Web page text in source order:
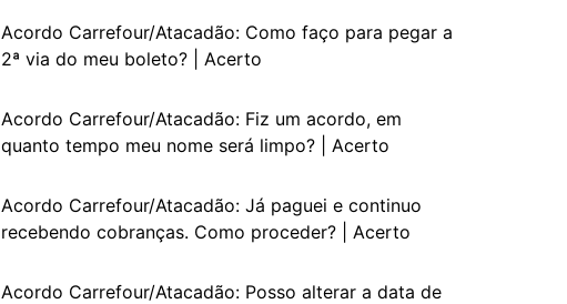
Acordo Carrefour/Atacadão: Como faço para pegar a
2ª via do meu boleto? | Acerto
Acordo Carrefour/Atacadão: Fiz um acordo, em
quanto tempo meu nome será limpo? | Acerto
Acordo Carrefour/Atacadão: Já paguei e continuo
recebendo cobranças. Como proceder? | Acerto
Acordo Carrefour/Atacadão: Posso alterar a data de